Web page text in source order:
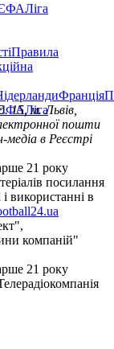
Ліга
Правила
Франція
Ліга
15, м. Львів,
пошти
медіа в Реєстрі
21 року
посилання
використанні в
компаній"
21 року